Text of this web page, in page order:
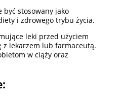
stosowany jako
i zdrowego trybu życia.
leki przed użyciem
z lekarzem lub farmaceutą.
w ciąży oraz